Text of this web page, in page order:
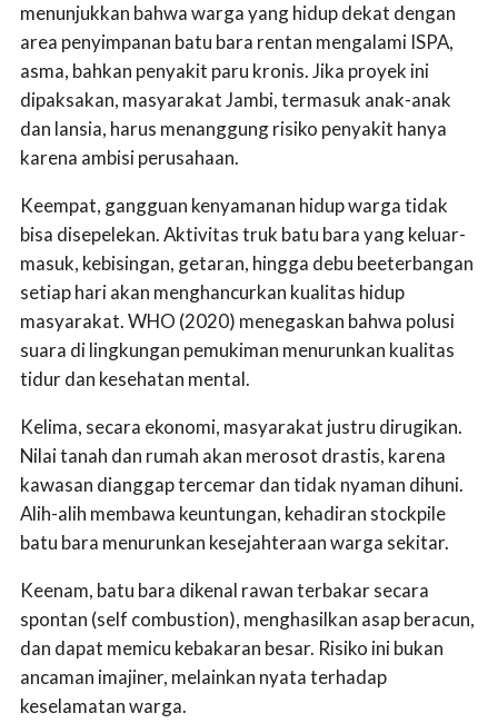
menunjukkan bahwa warga yang hidup dekat dengan
area penyimpanan batu bara rentan mengalami ISPA,
asma, bahkan penyakit paru kronis. Jika proyek ini
dipaksakan, masyarakat Jambi, termasuk anak-anak
dan lansia, harus menanggung risiko penyakit hanya
karena ambisi perusahaan.
Keempat, gangguan kenyamanan hidup warga tidak
bisa disepelekan. Aktivitas truk batu bara yang keluar-
masuk, kebisingan, getaran, hingga debu beeterbangan
setiap hari akan menghancurkan kualitas hidup
masyarakat. WHO (2020) menegaskan bahwa polusi
suara di lingkungan pemukiman menurunkan kualitas
tidur dan kesehatan mental.
Kelima, secara ekonomi, masyarakat justru dirugikan.
Nilai tanah dan rumah akan merosot drastis, karena
kawasan dianggap tercemar dan tidak nyaman dihuni.
Alih-alih membawa keuntungan, kehadiran stockpile
batu bara menurunkan kesejahteraan warga sekitar.
Keenam, batu bara dikenal rawan terbakar secara
spontan (self combustion), menghasilkan asap beracun,
dan dapat memicu kebakaran besar. Risiko ini bukan
ancaman imajiner, melainkan nyata terhadap
keselamatan warga.